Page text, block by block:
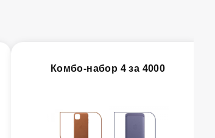
Комбо-набор 4 за 4000